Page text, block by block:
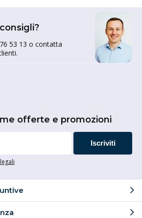
53 13 o contatta
offerte e promozioni
Iscriviti